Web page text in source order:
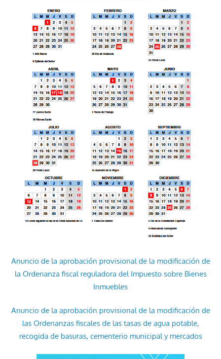
Anuncio de la aprobación provisional de la modificación de
la Ordenanza fiscal reguladora del Impuesto sobre Bienes
Inmuebles
Anuncio de la aprobación provisional de la modificación de
las Ordenanzas fiscales de las tasas de agua potable,
recogida de basuras, cementerio municipal y mercados